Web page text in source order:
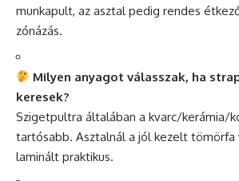
munkapult, az asztal pedig rendes
zónázás.
Milyen anyagot válasszak, ha
keresek?
Szigetpultra általában a kvarc/kerámia/
tartósabb. Asztalnál a jól kezelt tömörfa
laminált praktikus.